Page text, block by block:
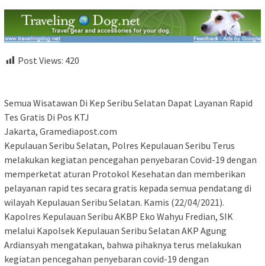
Post Views: 420
Semua Wisatawan Di Kep Seribu Selatan Dapat Layanan Rapid
Tes Gratis Di Pos KTJ
Jakarta, Gramediapost.com
Kepulauan Seribu Selatan, Polres Kepulauan Seribu Terus
melakukan kegiatan pencegahan penyebaran Covid-19 dengan
memperketat aturan Protokol Kesehatan dan memberikan
pelayanan rapid tes secara gratis kepada semua pendatang di
wilayah Kepulauan Seribu Selatan. Kamis (22/04/2021).
Kapolres Kepulauan Seribu AKBP Eko Wahyu Fredian, SIK
melalui Kapolsek Kepulauan Seribu Selatan AKP Agung
Ardiansyah mengatakan, bahwa pihaknya terus melakukan
kegiatan pencegahan penyebaran covid-19 dengan